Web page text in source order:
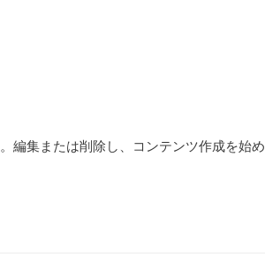
編集または削除し、コンテンツ作成を始め